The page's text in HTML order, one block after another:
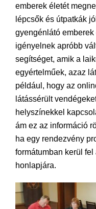
emberek életét
lépcsők és útpatkák
gyengénlátó
igényelnek apróbb
segítséget, amik a
egyértelműek, azaz
például, hogy az
látássérült
helyszínekkel
ám ez az információ
ha egy rendezvény
formátumban kerül
honlapjára.